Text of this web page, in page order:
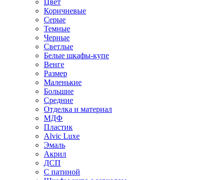
Цвет
Коричневые
Серые
Темные
Черные
Светлые
Белые шкафы-купе
Венге
Размер
Маленькие
Большие
Средние
Отделка и материал
МДФ
Пластик
Alvic Luxe
Эмаль
Акрил
ДСП
С патиной